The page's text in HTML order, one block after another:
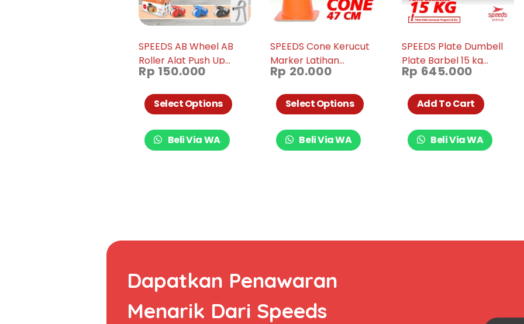
SPEEDS AB Wheel AB
Roller Alat Push Up
Double Wheel Roda
Rp 150.000
Select Options
Beli Via WA
SPEEDS Cone Kerucut
Marker Latihan
Olahraga Futsal Skate
04
Rp 20.000
Select Options
Beli Via WA
SPEEDS Plate Dumbell
Plate Barbel 15 kg
Diameter 5cm 014-33
Rp 645.000
Add To Cart
Beli Via WA
Dapatkan Penawaran
Menarik Dari Speeds